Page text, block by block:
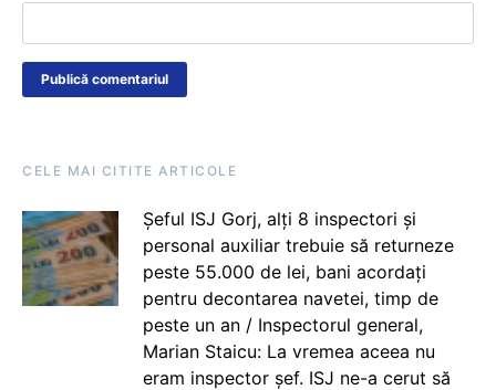
CELE MAI CITITE ARTICOLE
Șeful ISJ Gorj, alți 8 inspectori și
personal auxiliar trebuie să returneze
peste 55.000 de lei, bani acordați
pentru decontarea navetei, timp de
peste un an / Inspectorul general,
Marian Staicu: La vremea aceea nu
eram inspector șef. ISJ ne-a cerut să